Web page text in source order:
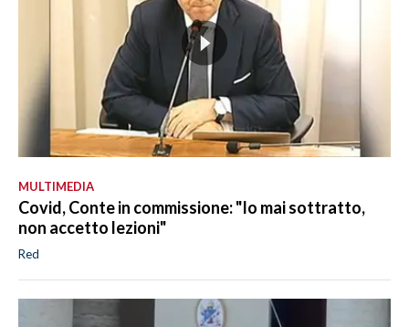
MULTIMEDIA
Covid, Conte in commissione: "Io mai sottratto,
non accetto lezioni"
Red